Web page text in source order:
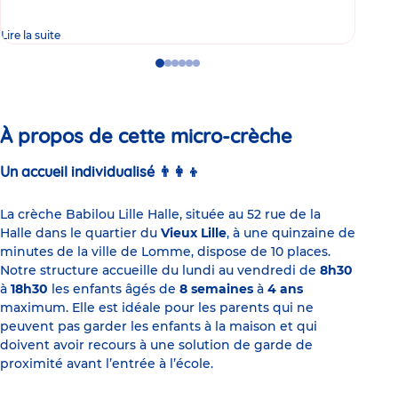
Lire la suite
GoGoGoGo
GoGo
À propos de cette micro-crèche
Un accueil individualisé 👨‍👩‍👦
La crèche Babilou Lille Halle, située au 52 rue de la
Halle dans le quartier du Vieux Lille, à une quinzaine de
minutes de la ville de Lomme, dispose de 10 places.
Notre structure accueille du lundi au vendredi de 8h30
à 18h30 les enfants âgés de 8 semaines à 4 ans
maximum. Elle est idéale pour les parents qui ne
peuvent pas garder les enfants à la maison et qui
doivent avoir recours à une solution de garde de
proximité avant l’entrée à l’école.